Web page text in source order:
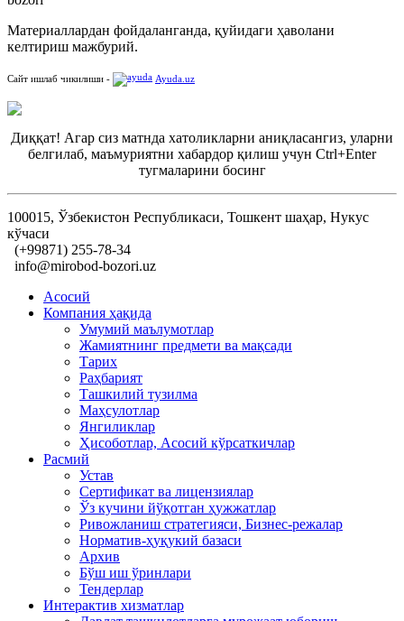
Материаллардан фойдаланганда, қуйидаги ҳаволани
келтириш мажбурий.
Сайт ишлаб чикилиши - Ayuda.uz
Диққат! Агар сиз матнда хатоликларни аниқласангиз, уларни
белгилаб, маъмуриятни хабардор қилиш учун Ctrl+Enter
тугмаларини босинг
100015, Ўзбекистон Республикаси, Тошкент шаҳар, Нукус
кўчаси
(+99871) 255-78-34
info@mirobod-bozori.uz
Асосий
Компания ҳақида
Умумий маълумотлар
Жамиятнинг предмети ва мақсади
Тарих
Раҳбарият
Ташкилий тузилма
Маҳсулотлар
Янгиликлар
Ҳисоботлар, Асосий кўрсаткичлар
Расмий
Устав
Сертификат ва лицензиялар
Ўз кучини йўқотган ҳужжатлар
Ривожланиш стратегияси, Бизнес-режалар
Норматив-ҳуқукий базаси
Архив
Бўш иш ўринлари
Тендерлар
Интерактив хизматлар